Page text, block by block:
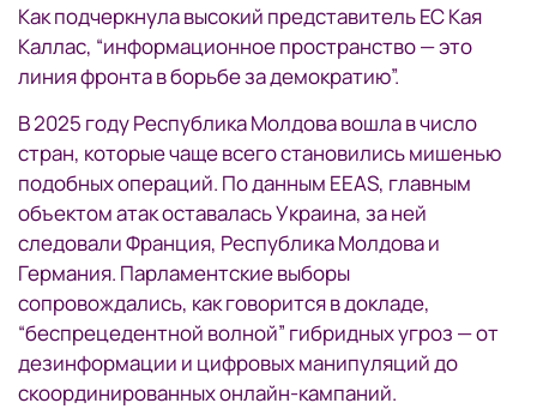
Как подчеркнула высокий представитель ЕС Кая
Каллас, “информационное пространство — это
линия фронта в борьбе за демократию”.
В 2025 году Республика Молдова вошла в число
стран, которые чаще всего становились мишенью
подобных операций. По данным EEAS, главным
объектом атак оставалась Украина, за ней
следовали Франция, Республика Молдова и
Германия. Парламентские выборы
сопровождались, как говорится в докладе,
“беспрецедентной волной” гибридных угроз — от
дезинформации и цифровых манипуляций до
скоординированных онлайн-кампаний.